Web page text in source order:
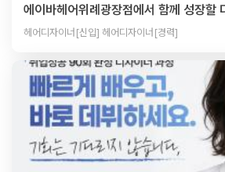
에이바헤어위례광장점에서 함께 성장할
헤어디자이너[신입] 헤어디자이너[경력]